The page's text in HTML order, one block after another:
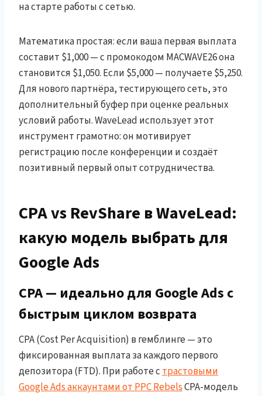
на старте работы с сетью.
Математика простая: если ваша первая выплата
составит $1,000 — с промокодом MACWAVE26 она
становится $1,050. Если $5,000 — получаете $5,250.
Для нового партнёра, тестирующего сеть, это
дополнительный буфер при оценке реальных
условий работы. WaveLead использует этот
инструмент грамотно: он мотивирует
регистрацию после конференции и создаёт
позитивный первый опыт сотрудничества.
CPA vs RevShare в WaveLead:
какую модель выбрать для
Google Ads
CPA — идеально для Google Ads с
быстрым циклом возврата
CPA (Cost Per Acquisition) в гемблинге — это
фиксированная выплата за каждого первого
депозитора (FTD). При работе с трастовыми
Google Ads аккаунтами от PPC RebelsCPA-модель